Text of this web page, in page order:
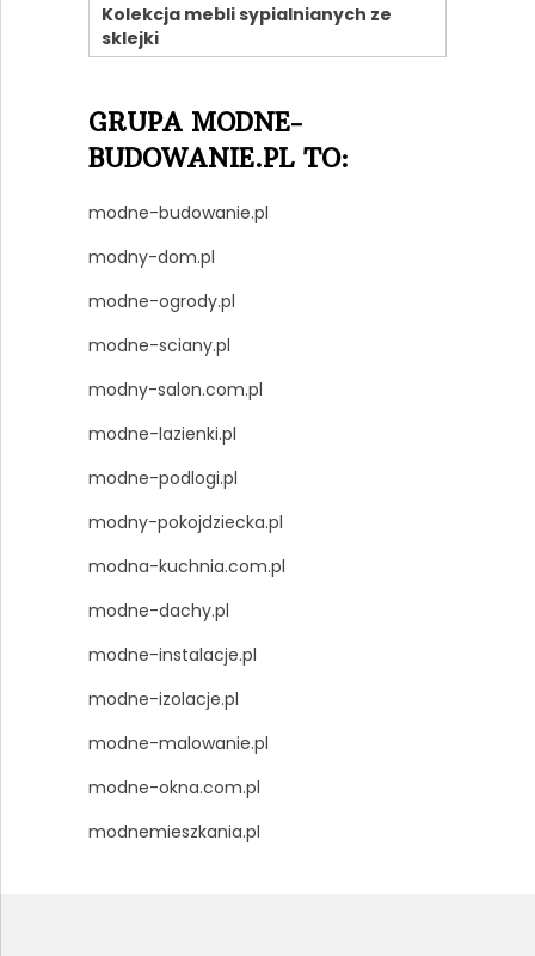
Kolekcja mebli sypialnianych ze
sklejki
GRUPA MODNE-
BUDOWANIE.PL TO:
modne-budowanie.pl
modny-dom.pl
modne-ogrody.pl
modne-sciany.pl
modny-salon.com.pl
modne-lazienki.pl
modne-podlogi.pl
modny-pokojdziecka.pl
modna-kuchnia.com.pl
modne-dachy.pl
modne-instalacje.pl
modne-izolacje.pl
modne-malowanie.pl
modne-okna.com.pl
modnemieszkania.pl